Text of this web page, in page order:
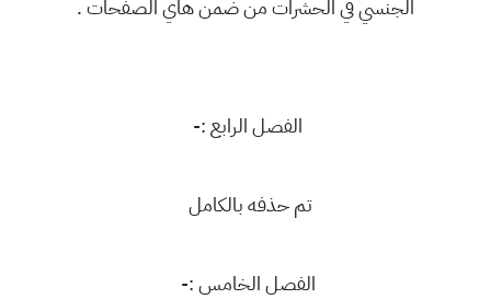
الجنسي في الحشرات من ضمن هاي الصفحات .
الفصل الرابع :-
تم حذفه بالكامل
الفصل الخامس :-